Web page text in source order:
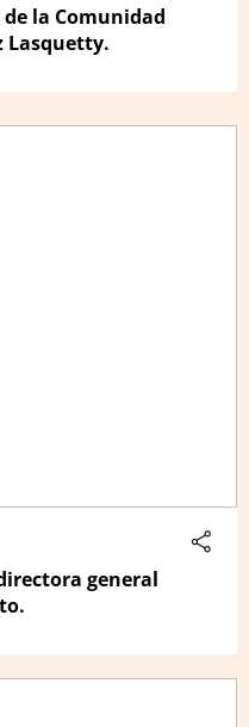
de la Comunidad
Lasquetty.
general